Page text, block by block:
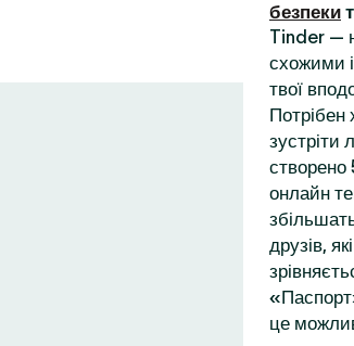
безпеки
Tinder —
схожими
твої
Потрібен
зустріти
створено
онлайн
друзів,
це